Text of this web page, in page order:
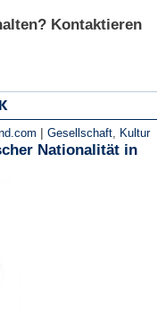
Kontaktieren
| Gesellschaft, Kultur
Nationalität in